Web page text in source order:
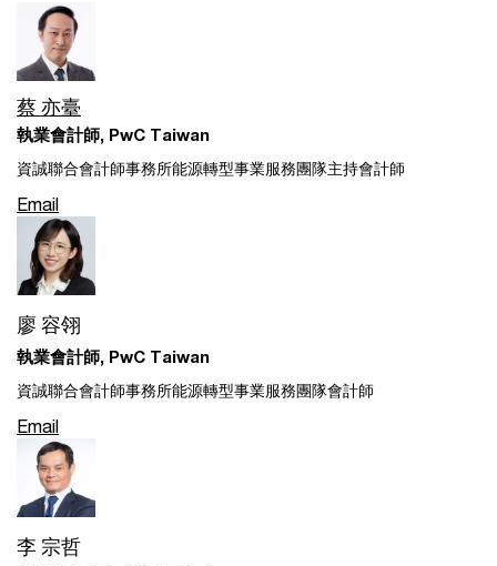
蔡 亦臺
執業會計師, PwC Taiwan
資誠聯合會計師事務所能源轉型事業服務團隊主持會計師
Email
廖 容翎
執業會計師, PwC Taiwan
資誠聯合會計師事務所能源轉型事業服務團隊會計師
Email
李 宗哲